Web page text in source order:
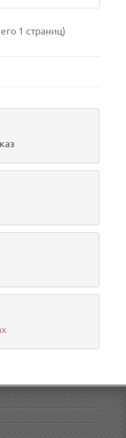
1 страниц)